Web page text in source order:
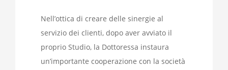
Nell’ottica di creare delle sinergie al
servizio dei clienti, dopo aver avviato il
proprio Studio, la Dottoressa instaura
un’importante cooperazione con la società